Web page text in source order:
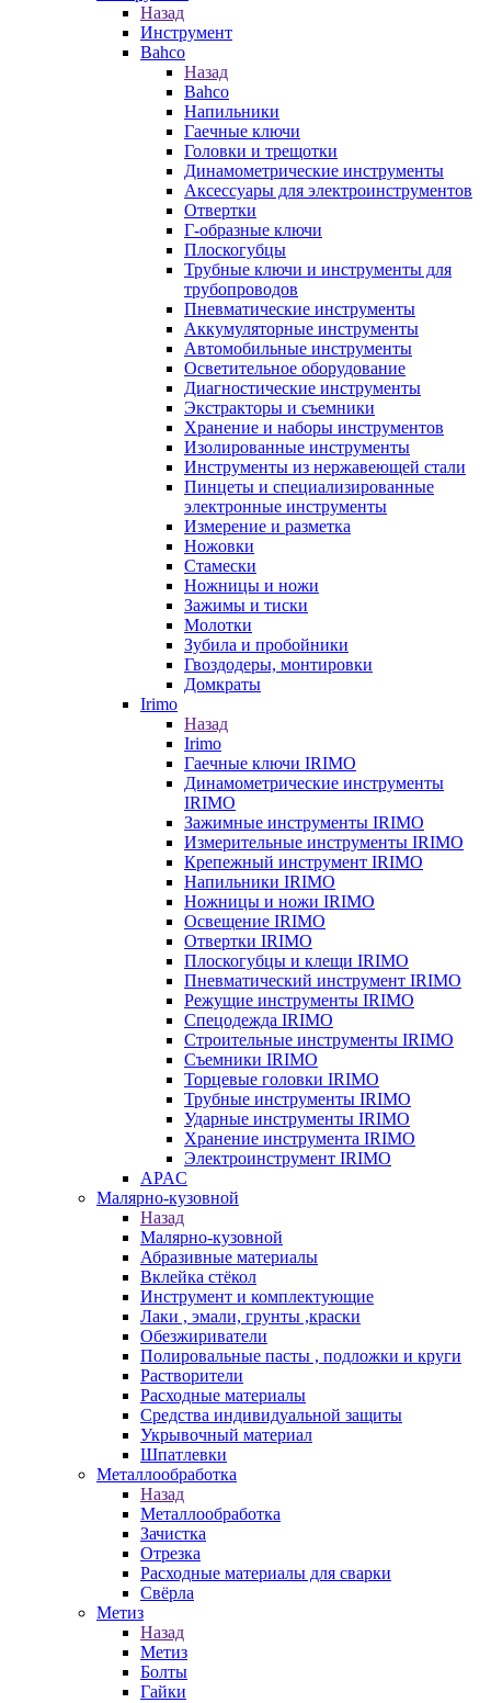
Назад
Инструмент
Bahco
Назад
Bahco
Напильники
Гаечные ключи
Головки и трещотки
Динамометрические инструменты
Аксессуары для электроинструментов
Отвертки
Г-образные ключи
Плоскогубцы
Трубные ключи и инструменты для
трубопроводов
Пневматические инструменты
Аккумуляторные инструменты
Автомобильные инструменты
Осветительное оборудование
Диагностические инструменты
Экстракторы и съемники
Хранение и наборы инструментов
Изолированные инструменты
Инструменты из нержавеющей стали
Пинцеты и специализированные
электронные инструменты
Измерение и разметка
Ножовки
Стамески
Ножницы и ножи
Зажимы и тиски
Молотки
Зубила и пробойники
Гвоздодеры, монтировки
Домкраты
Irimo
Назад
Irimo
Гаечные ключи IRIMO
Динамометрические инструменты
IRIMO
Зажимные инструменты IRIMO
Измерительные инструменты IRIMO
Крепежный инструмент IRIMO
Напильники IRIMO
Ножницы и ножи IRIMO
Освещение IRIMO
Отвертки IRIMO
Плоскогубцы и клещи IRIMO
Пневматический инструмент IRIMO
Режущие инструменты IRIMO
Спецодежда IRIMO
Строительные инструменты IRIMO
Съемники IRIMO
Торцевые головки IRIMO
Трубные инструменты IRIMO
Ударные инструменты IRIMO
Хранение инструмента IRIMO
Электроинструмент IRIMO
APAC
Малярно-кузовной
Назад
Малярно-кузовной
Абразивные материалы
Вклейка стёкол
Инструмент и комплектующие
Лаки , эмали, грунты ,краски
Обезжириватели
Полировальные пасты , подложки и круги
Растворители
Расходные материалы
Средства индивидуальной защиты
Укрывочный материал
Шпатлевки
Металлообработка
Назад
Металлообработка
Зачистка
Отрезка
Расходные материалы для сварки
Свёрла
Метиз
Назад
Метиз
Болты
Гайки